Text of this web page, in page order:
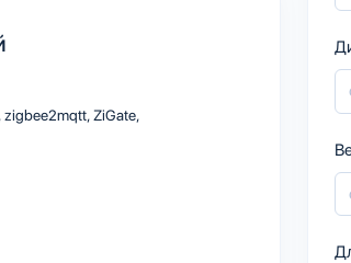
zigbee2mqtt ZiGate